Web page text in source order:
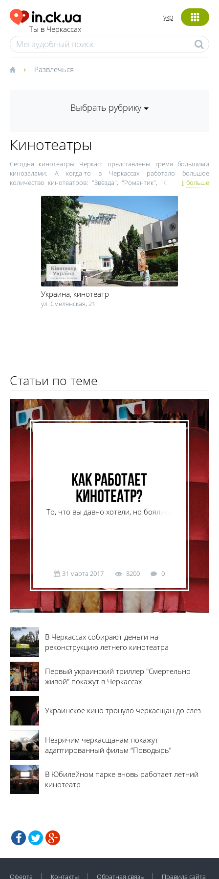
Ты в Черкассах
укр
Развлечься
Выбрать рубрику
Кинотеатры
Сегодня кинотеатры Черкасс представлены тремя большими
кинозалами. А когда-то в Черкассах работало большое
количество кинотеатров: "Звезда", "Романтик", "Салют", "Мир".
кинофильмы по сей день.
Тем, кому не хватает острых ощущений во время просмотра
обычного фильма, понравятся 3D- и 5D-кинотеатры.
Максимальный эффект присутствия и вовлеченности
гарантирован! Частные кинозалы в Черкассах позволяют снять
отдельный зал и уединиться в компании друзей.
больше
Украина, кинотеатр
ул. Смелянская, 21
Статьи по теме
Как работает
кинотеатр?
То, что вы давно хотели, но боялись
31 марта 2017 8200 0
В Черкассах собирают деньги на
реконструкцию летнего кинотеатра
Первый украинский триллер "Смертельно
живой" покажут в Черкассах
Украинское кино тронуло черкасщан до слез
Незрячим черкасщанам покажут
адаптированный фильм “Поводырь”
В Юбилейном парке вновь работает летний
кинотеатр
Оферта Контакты Обратная связь Правила сайта